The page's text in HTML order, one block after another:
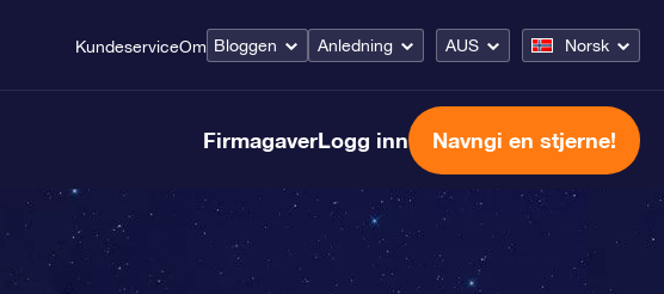
KundeserviceOm Bloggen Anledning AUS Norsk
FirmagaverLogg inn Navngi en stjerne!